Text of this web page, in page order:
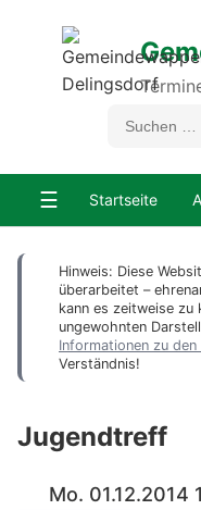
☰ Startseite
Hinweis: Diese
überarbeitet –
kann es zeitweise zu
ungewohnten
Informationen zu den
Verständnis!
Jugendtreff
Mo.